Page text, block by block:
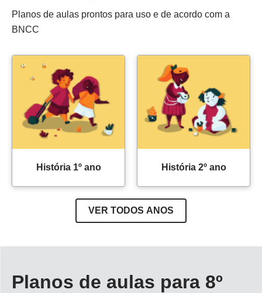
Planos de aulas prontos para uso e de acordo com a
BNCC
História 1º ano História 2º ano
VER TODOS ANOS
Planos de aulas para 8º